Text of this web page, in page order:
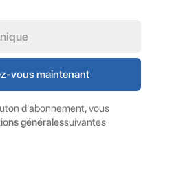
d'abonnement, vous
généralessuivantes